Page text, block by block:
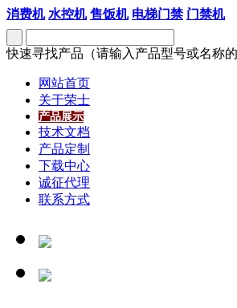
消费机 水控机 售饭机 电梯门禁 门禁机
快速寻找产品（请输入产品型号或名称的
网站首页
关于荣士
产品展示
技术文档
产品定制
下载中心
诚征代理
联系方式